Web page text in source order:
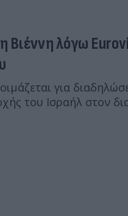
Βιέννη λόγω
για
του Ισραήλ στον